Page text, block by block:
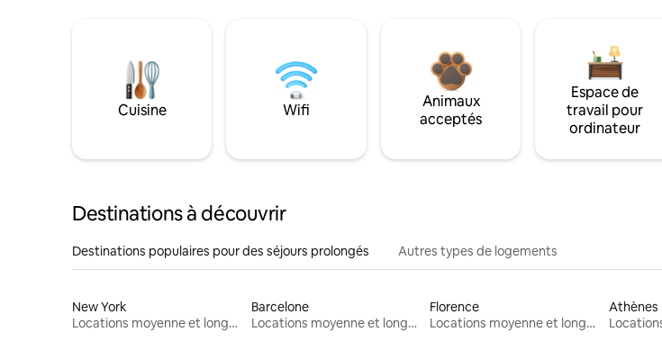
Cuisine Wifi
Animaux
acceptés
Espace de
travail pour
ordinateur
Destinations à découvrir
Destinations populaires pour des séjours prolongés Autres types de logements
New York
Locations moyenne et longue durée
Barcelone
Locations moyenne et longue durée
Florence
Locations moyenne et longue durée
Athènes